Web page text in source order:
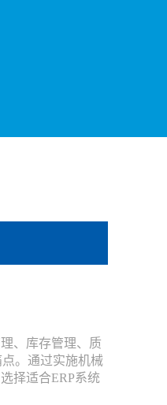
、库存管理、质
。通过实施机械
择适合ERP系统